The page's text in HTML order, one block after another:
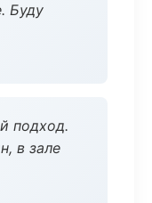
Буду
подход.
в зале